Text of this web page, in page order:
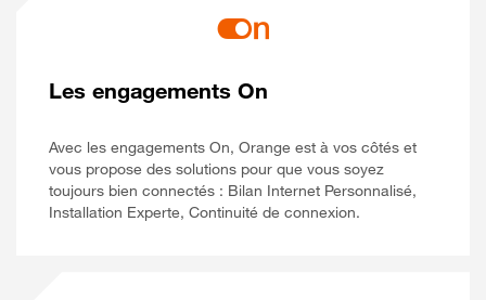
Les engagements On
Avec les engagements On, Orange est à vos côtés et
vous propose des solutions pour que vous soyez
toujours bien connectés : Bilan Internet Personnalisé,
Installation Experte, Continuité de connexion.